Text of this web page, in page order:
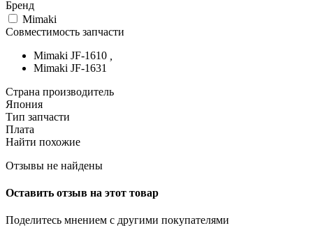
Бренд
Mimaki
Совместимость запчасти
Mimaki JF-1610
Mimaki JF-1631
Страна производитель
Япония
Тип запчасти
Плата
Найти похожие
Отзывы не найдены
Оставить отзыв на этот товар
Поделитесь мнением с другими покупателями